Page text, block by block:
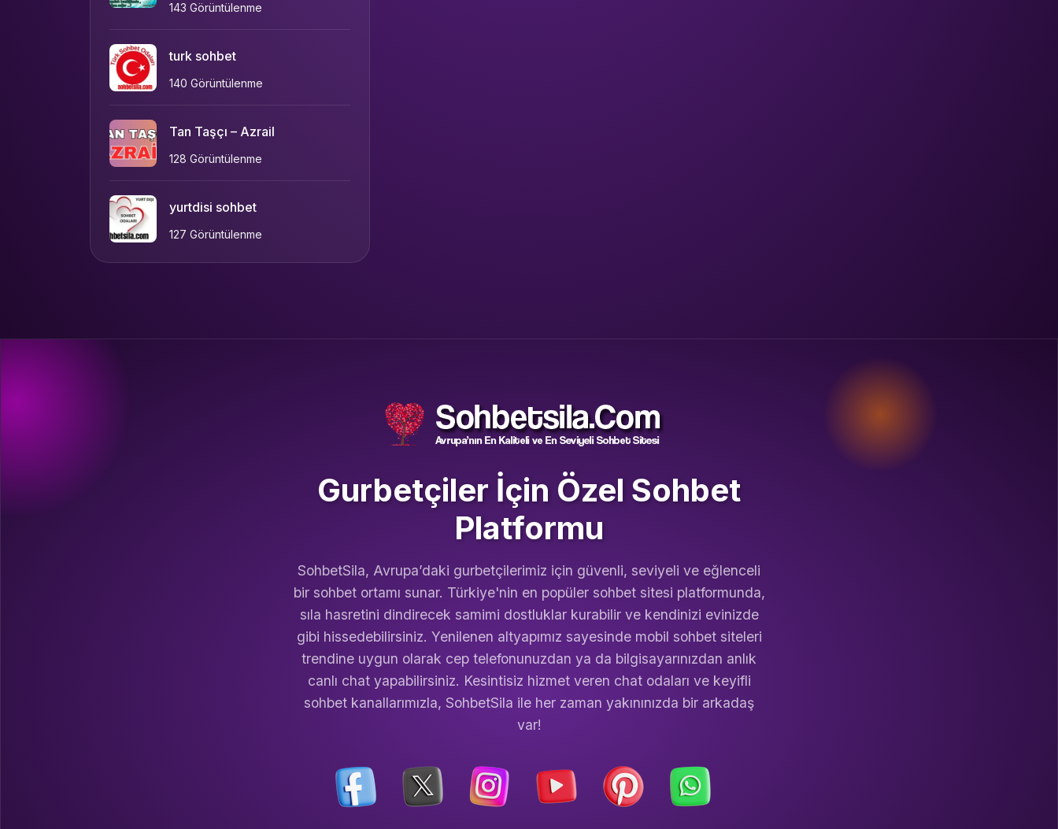
143 Görüntülenme
turk sohbet
140 Görüntülenme
Tan Taşçı – Azrail
128 Görüntülenme
yurtdisi sohbet
127 Görüntülenme
Gurbetçiler İçin Özel Sohbet
Platformu
SohbetSila, Avrupa’daki gurbetçilerimiz için güvenli, seviyeli ve eğlenceli
bir sohbet ortamı sunar. Türkiye'nin en popüler sohbet sitesi platformunda,
sıla hasretini dindirecek samimi dostluklar kurabilir ve kendinizi evinizde
gibi hissedebilirsiniz. Yenilenen altyapımız sayesinde mobil sohbet siteleri
trendine uygun olarak cep telefonunuzdan ya da bilgisayarınızdan anlık
canlı chat yapabilirsiniz. Kesintisiz hizmet veren chat odaları ve keyifli
sohbet kanallarımızla, SohbetSila ile her zaman yakınınızda bir arkadaş
var!